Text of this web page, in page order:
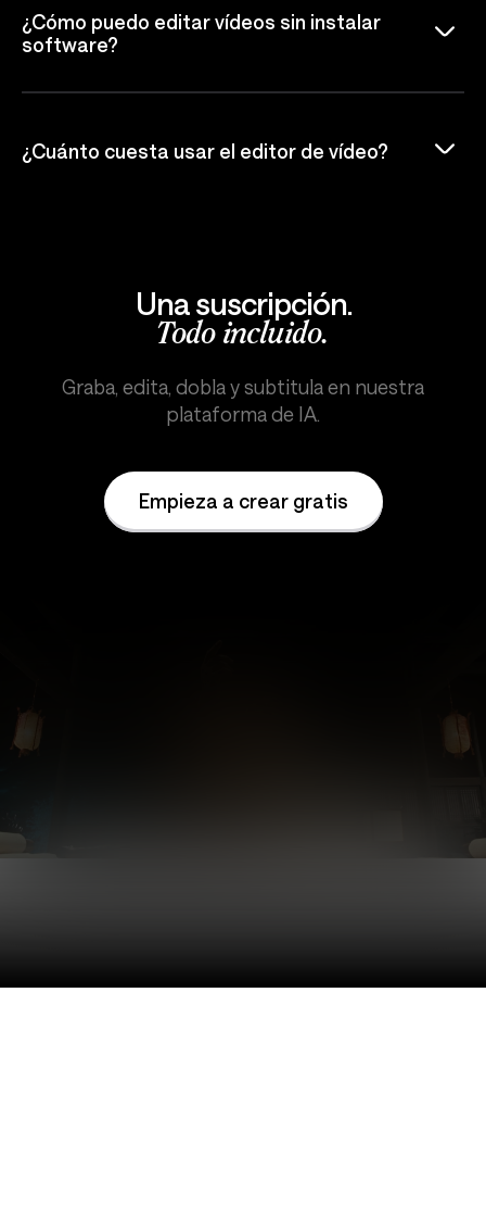
¿Cómo puedo editar vídeos sin instalar
software?
¿Cuánto cuesta usar el editor de vídeo?
Una suscripción.
Todo incluido.
Graba, edita, dobla y subtitula en nuestra
plataforma de IA.
Empieza a crear gratis